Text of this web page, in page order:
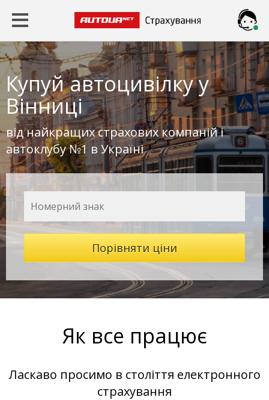
Купуйавтоцивілку у
Вінниці
від найкращих страхових компаній і
автоклубу №1 в Україні
Як все працює
Ласкаво просимо в століття електронного
страхування
Автоцивілка
КАСКО
Зелена
карта
Travel
Зброя
Новини
Viber
Messenger
Telegram